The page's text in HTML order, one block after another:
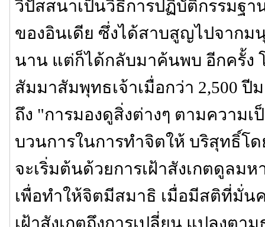
วิปัสสนาเป็นวิธีการปฏิบัติกรรมฐ
ของอินเดีย ซึ่งได้สาบสูญไปจากม
นาน แต่ก็ได้กลับมาค้นพบ อีกครั้ง
สัมมาสัมพุทธเจ้าเมื่อกว่า 2,500
ถึง "การมองดูสิ่งต่างๆ ตามความเ
บวนการในการทำจิตให้ บริสุทธิ์โด
จะเริ่มต้นด้วยการเฝ้าสังเกตดูลม
เพื่อทำให้จิตมีสมาธิ เมื่อมีสติที่มั่นค
เฝ้าสังเกตถึงการเปลี่ยน แปลงตา